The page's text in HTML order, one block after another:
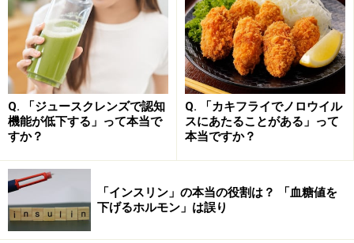
満腹になるほど食べすぎると、腹八分目のとき以上に、
血糖値は上がります。血糖値が上がりすぎると眠気が強
くなるため、脳の活動が低下するのは避けられません。
午後の仕事のことを考えるなら、食後の血糖値上昇は、
最低限のレベルにとどめておくのがよいでしょう。
また、食べる量だけでなく、実は「食べる速さ」も重要
です。同じ量を食べた場合でも、食べる速さによって血
糖値の上昇の仕方が変わります。特に「ランチ」の場合
は、お昼休みの限られた時間内に食べなくてはならない
Q. 「ジュースクレンズで認知
機能が低下する」って本当で
すか？
Q. 「カキフライでノロウイル
スにあたることがある」って
本当ですか？
「インスリン」の本当の役割は？ 「血糖値を
下げるホルモン」は誤り